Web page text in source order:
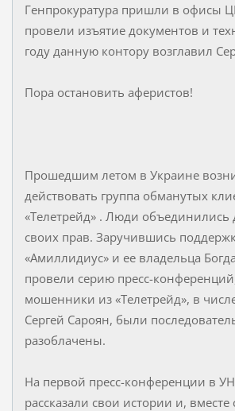
Генпрокуратура пришли в офисы
провели изъятие документов и
году данную контору возглавил
Пора остановить аферистов!
Прошедшим летом в Украине
действовать группа обманутых
«Телетрейд» . Люди объединились
своих прав. Заручившись
«Амиллидиус» и ее владельца
провели серию пресс-
мошенники из «Телетрейд», в
Сергей Сароян, были
разоблачены.
На первой пресс-конференции в
рассказали свои истории и,